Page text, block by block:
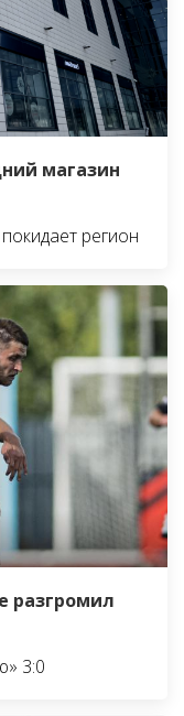
магазин
регион
разгромил
3:0